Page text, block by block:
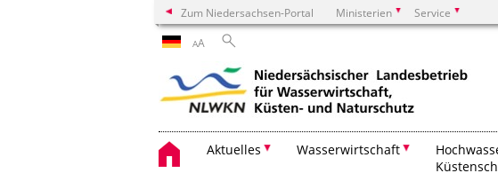
Zum Niedersachsen-Portal Ministerien Service
AA
Aktuelles Wasserwirtschaft